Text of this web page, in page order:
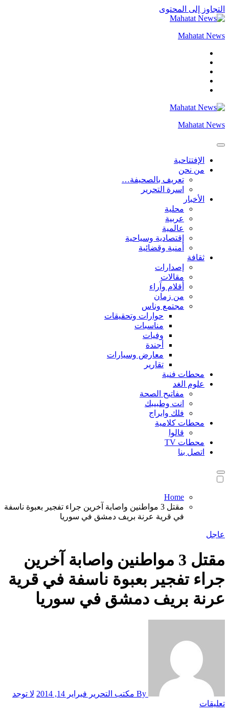
التجاوز إلى المحتوى
Mahatat News
Mahatat News
الإفتتاحية
من نحن
تعريف بالصحيفة…
اسرة التحرير
الأخبار
محلية
عربية
عالمية
إقتصادية وسياحية
أمنية وقضائية
ثقافة
إصدارات
مقالات
أقلام وآراء
من زمان
مجتمع وناس
حوارات وتحقيقات
مناسبات
وفيات
أجندة
معارض وسيارات
تقارير
محطات فنية
علوم الغد
مفاتيح الصحة
انت وطبيبك
فلك وابراج
محطات كلامية
قالوا
محطات TV
اتصل بنا
Home
مقتل 3 مواطنين واصابة آخرين جراء تفجير بعبوة ناسفة
في قرية عرنة بريف دمشق في سوريا
عاجل
مقتل 3 مواطنين واصابة آخرين
جراء تفجير بعبوة ناسفة في قرية
عرنة بريف دمشق في سوريا
فبراير 14, 2014
لا توجد
تعليقات